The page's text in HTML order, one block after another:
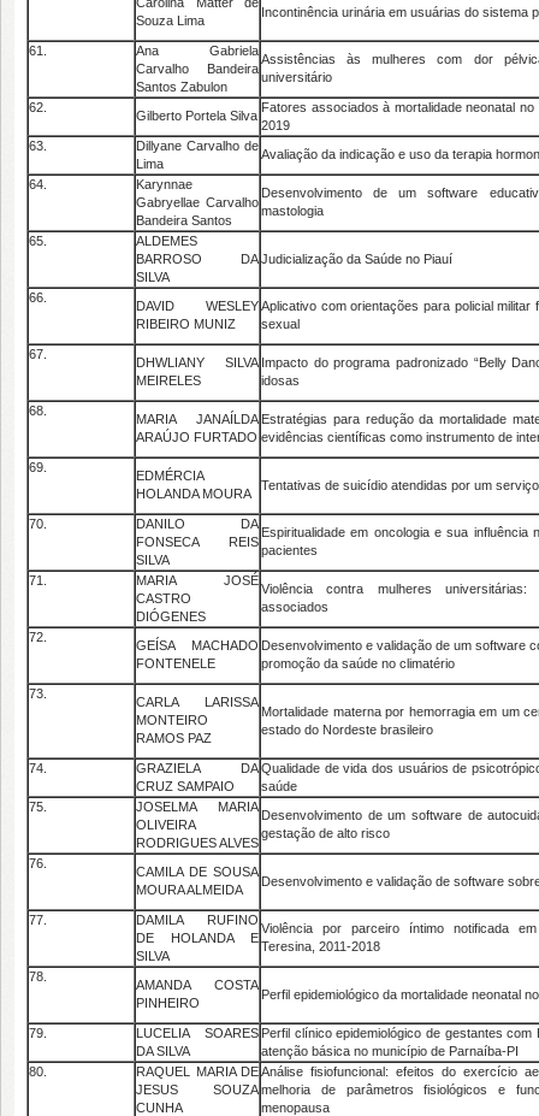
Souza Lima
Incontinência urinária em usuárias do sistema
61.
Ana Gabriela
Carvalho Bandeira
Santos Zabulon
Assistências às mulheres com dor
universitário
62.
Gilberto Portela Silva
Fatores associados à mortalidade neonatal
2019
63.
Dillyane Carvalho de
Lima
Avaliação da indicação e uso da terapia
64.
Karynnae
Gabryellae Carvalho
Bandeira Santos
Desenvolvimento de um software
mastologia
65.
ALDEMES
BARROSO DA
SILVA
Judicialização da Saúde no Piauí
66.
DAVID WESLEY
RIBEIRO MUNIZ
Aplicativo com orientações para policial militar
sexual
67.
DHWLIANY SILVA
MEIRELES
Impacto do programa padronizado “Belly
idosas
68.
MARIA JANAÍLDA
ARAÚJO FURTADO
Estratégias para redução da mortalidade
evidências científicas como instrumento de
69.
EDMÉRCIA
HOLANDA MOURA
Tentativas de suicídio atendidas por um
70.
DANILO DA
FONSECA REIS
SILVA
Espiritualidade em oncologia e sua influência
pacientes
71.
MARIA JOSÉ
CASTRO
DIÓGENES
Violência contra mulheres
associados
72.
GEÍSA MACHADO
FONTENELE
Desenvolvimento e validação de um software
promoção da saúde no climatério
73.
CARLA LARISSA
MONTEIRO
RAMOS PAZ
Mortalidade materna por hemorragia em um
estado do Nordeste brasileiro
74.
GRAZIELA DA
CRUZ SAMPAIO
Qualidade de vida dos usuários de
saúde
75.
JOSELMA MARIA
OLIVEIRA
RODRIGUES ALVES
Desenvolvimento de um software de
gestação de alto risco
76.
CAMILA DE SOUSA
MOURA ALMEIDA
Desenvolvimento e validação de software
77.
DAMILA RUFINO
DE HOLANDA E
SILVA
Violência por parceiro íntimo notificada
Teresina, 2011-2018
78.
AMANDA COSTA
PINHEIRO
Perfil epidemiológico da mortalidade neonatal
79.
LUCELIA SOARES
DA SILVA
Perfil clínico epidemiológico de gestantes
atenção básica no município de Parnaíba-PI
80.
RAQUEL MARIA DE
JESUS SOUZA
CUNHA
Análise fisiofuncional: efeitos do exercício
melhoria de parâmetros fisiológicos e
menopausa